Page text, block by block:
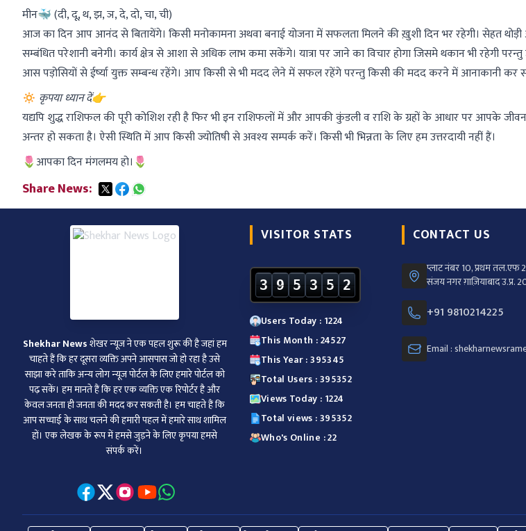
मीन🐳 (दी, दू, थ, झ, ञ, दे, दो, चा, ची)
आज का दिन आप आनंद से बितायेंगे। किसी मनोकामना अथवा बनाई योजना में सफलता मिलने की ख़ुशी दिन भर रहेगी। सेहत थोड़ी
सम्बंधित परेशानी बनेगी। कार्य क्षेत्र से आशा से अधिक लाभ कमा सकेंगे। यात्रा पर जाने का विचार होगा जिसमे थकान भी रहेगी
आस पड़ोसियों से ईर्ष्या युक्त सम्बन्ध रहेंगे। आप किसी से भी मदद लेने में सफल रहेंगे परन्तु किसी की मदद करने में आनाकानी कर
🔅 कृपया ध्यान दें👉
यद्यपि शुद्ध राशिफल की पूरी कोशिश रही है फिर भी इन राशिफलों में और आपकी कुंडली व राशि के ग्रहों के आधार पर आपके
अन्तर हो सकता है। ऐसी स्थिति में आप किसी ज्योतिषी से अवश्य सम्पर्क करें। किसी भी भिन्नता के लिए हम उत्तरदायी नहीं हैं।
🌷आपका दिन मंगलमय हो।🌷
Share News:
Shekhar Newsशेखर न्‍यूज ने एक पहल शुरू की है जहां हम
चाहते हैं कि हर दूसरा व्‍यक्ति अपने आसपास जो हो रहा है उसे
साझा करे ताकि अन्‍य लोग न्‍यूज पोर्टल के लिए हमारे पोर्टल को
पढ़ सकें। हम मानते हैं कि हर एक व्यक्ति एक रिपोर्टर है और
केवल जनता ही जनता की मदद कर सकती है। हम चाहते हैं कि
आप सच्चाई के साथ चलने की हमारी पहल में हमारे साथ शामिल
हों। एक लेखक के रूप में हमसे जुड़ने के लिए कृपया हमसे
संपर्क करें।
VISITOR STATS
3 9 5 3 5 2
Users Today : 1224
This Month : 24527
This Year : 395345
Total Users : 395352
Views Today : 1224
Total views : 395352
Who's Online : 22
CONTACT US
प्लाट नंबर 10, प्रथम तल.एफ
संजय नगर ग़ाज़ियाबाद उ.प्र.
+91 9810214225
Email :